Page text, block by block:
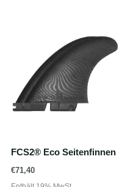
FCS2® Eco Seitenfinnen
€71,40